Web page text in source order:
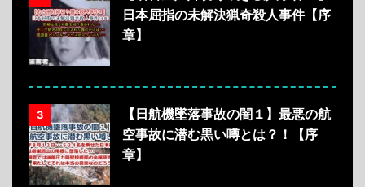
日本屈指の未解決猟奇殺人事件【序
章】
3
【日航機墜落事故の闇１】最悪の航
空事故に潜む黒い噂とは？！【序
章】